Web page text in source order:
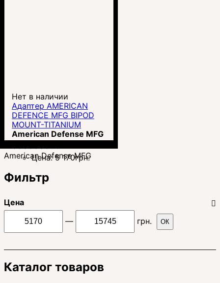
Нет в наличии
Адаптер AMERICAN
DEFENCE MFG BIPOD
MOUNT-TITANIUM
LEVER для сошек Harris
(AD-BP-STD-TL)
American Defense MFG
Цена:5 170грн.
American Defense MFG
Фильтр
Цена
—
грн. ОК
Каталог товаров